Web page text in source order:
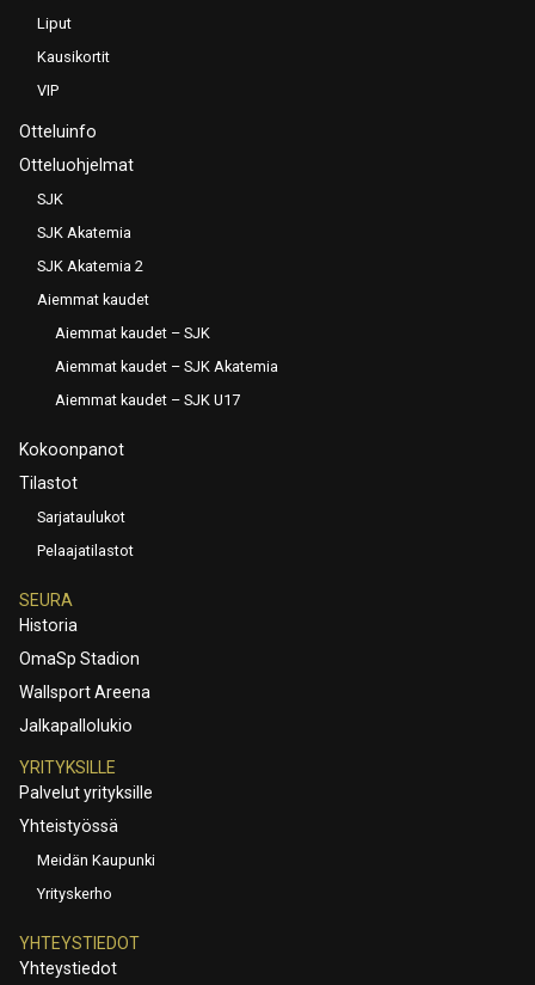
Liput
Kausikortit
VIP
Otteluinfo
Otteluohjelmat
SJK
SJK Akatemia
SJK Akatemia 2
Aiemmat kaudet
Aiemmat kaudet – SJK
Aiemmat kaudet – SJK Akatemia
Aiemmat kaudet – SJK U17
Kokoonpanot
Tilastot
Sarjataulukot
Pelaajatilastot
SEURA
Historia
OmaSp Stadion
Wallsport Areena
Jalkapallolukio
YRITYKSILLE
Palvelut yrityksille
Yhteistyössä
Meidän Kaupunki
Yrityskerho
YHTEYSTIEDOT
Yhteystiedot